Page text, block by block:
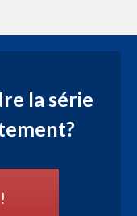
la série